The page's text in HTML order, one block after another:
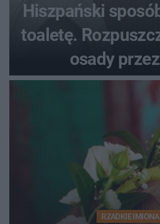
Hiszpański
toaletę.
osady
RZADKIE IMIONA